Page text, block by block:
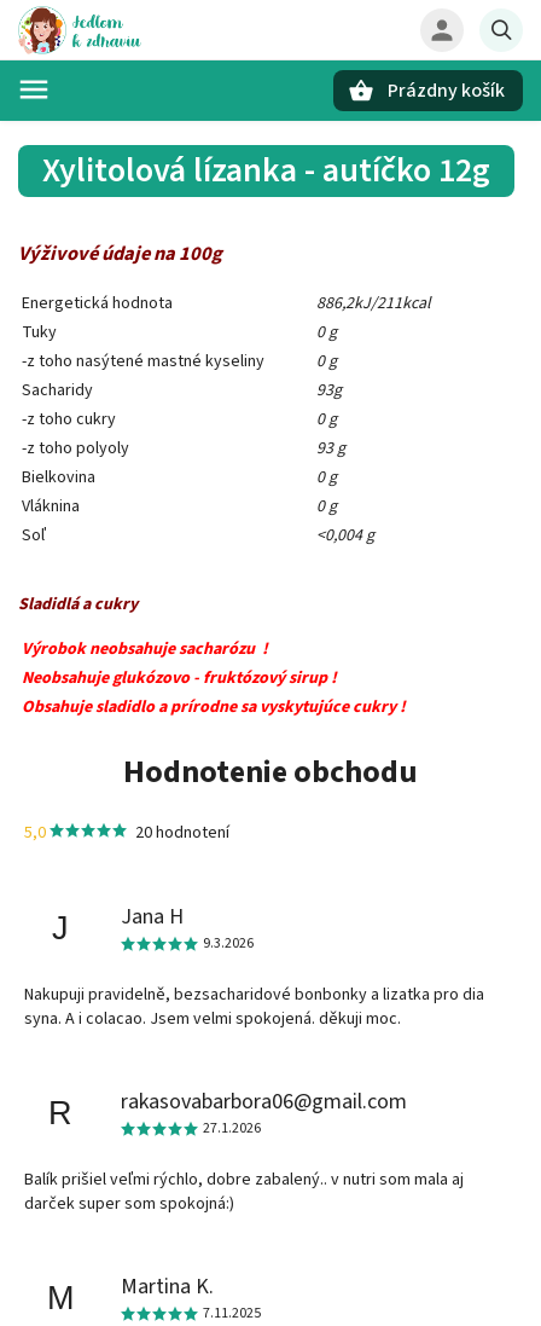
Prázdny košík
Xylitolová lízanka - autíčko 12g
Výživové údaje na 100g
Energetická hodnota
886,2kJ/211kcal
Tuky
0 g
-z toho nasýtené mastné kyseliny
0 g
Sacharidy
93g
-z toho cukry
0 g
-z toho polyoly
93 g
Bielkovina
0 g
Vláknina
0 g
Soľ
<0,004 g
Sladidlá a cukry
Výrobok neobsahuje sacharózu !
Neobsahuje glukózovo - fruktózový sirup !
Obsahuje sladidlo a prírodne sa vyskytujúce cukry !
Hodnotenie obchodu
5,0 20 hodnotení
J Jana H
9.3.2026
Nakupuji pravidelně, bezsacharidové bonbonky a lizatka pro dia
syna. A i colacao. Jsem velmi spokojená. děkuji moc.
R rakasovabarbora06@gmail.com
27.1.2026
Balík prišiel veľmi rýchlo, dobre zabalený.. v nutri som mala aj
darček super som spokojná:)
M Martina K.
7.11.2025